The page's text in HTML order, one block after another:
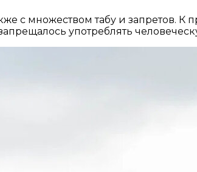
с множеством табу и запретов. К
употреблять